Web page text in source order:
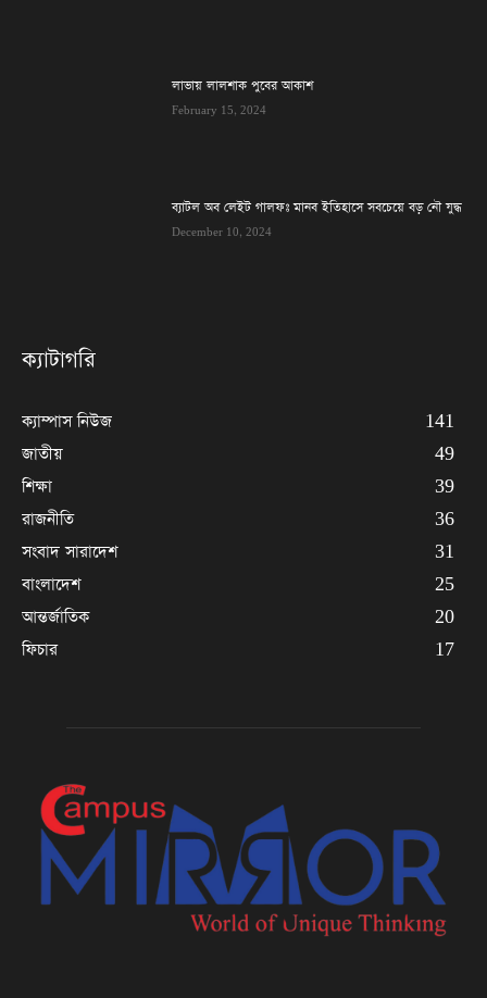
লাভায় লালশাক পুবের আকাশ
February 15, 2024
ব্যাটল অব লেইট গালফঃ মানব ইতিহাসে সবচেয়ে বড় নৌ যুদ্ধ
December 10, 2024
ক্যাটাগরি
ক্যাম্পাস নিউজ
141
জাতীয়
49
শিক্ষা
39
রাজনীতি
36
সংবাদ সারাদেশ
31
বাংলাদেশ
25
আন্তর্জাতিক
20
ফিচার
17